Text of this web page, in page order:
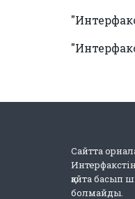
Сайтта
қайта басып
болмайды.